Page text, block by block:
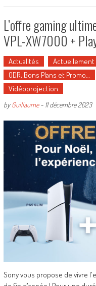
L’offre gaming
VPL-XW7000 +
Actualités
Actuellement
ODR, Bons Plans et Promo…
Vidéoprojection
byGuillaume- 11 décembre 2023
Sony vous propose de vivre